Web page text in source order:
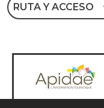
RUTA Y ACCESO